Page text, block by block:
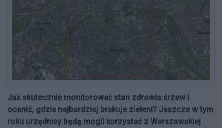
Jak skutecznie monitorować stan zdrowia drzew i
ocenić, gdzie najbardziej brakuje zieleni? Jeszcze w tym
roku urzędnicy będą mogli korzystać z Warszawskiej